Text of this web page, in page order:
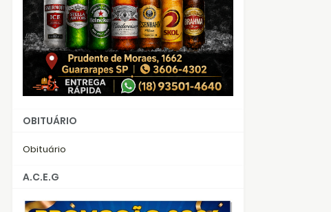
OBITUÁRIO
Obituário
A.C.E.G